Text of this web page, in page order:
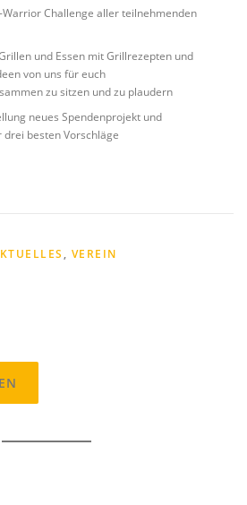
Warrior Challenge aller teilnehmenden
und Essen mit Grillrezepten und
von uns für euch
zu sitzen und zu plaudern
neues Spendenprojekt und
besten Vorschläge
, VEREIN